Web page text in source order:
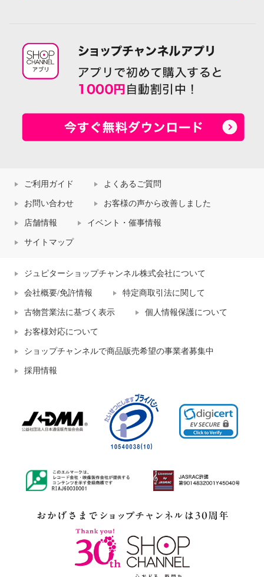
ご利用ガイド よくあるご質問
お問い合わせ お客様の声から改善しました
店舗情報 イベント・催事情報
サイトマップ
ジュピターショップチャンネル株式会社について
会社概要/免許情報 特定商取引法に関して
古物営業法に基づく表示 個人情報保護について
お客様対応について
ショップチャンネルで商品販売希望の事業者募集中
採用情報